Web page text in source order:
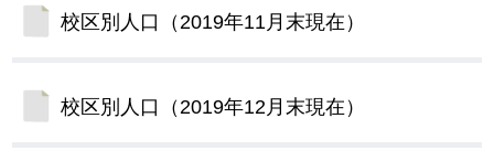
校区別人口（2019年11月末現在）
校区別人口（2019年12月末現在）